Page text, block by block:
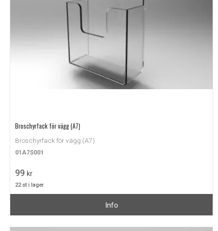
Broschyrfack för vägg (A7)
Broschyrfack för vägg (A7)
01A7S001
99 kr
22 st i lager
Info